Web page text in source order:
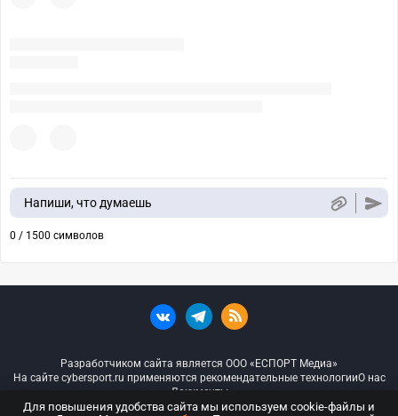
Напиши, что думаешь
0 / 1500 символов
Разработчиком сайта является ООО «ЕСПОРТ Медиа»
На сайте cybersport.ru применяются рекомендательные технологииО нас
Документы
Для повышения удобства сайта мы используем cookie-файлы и